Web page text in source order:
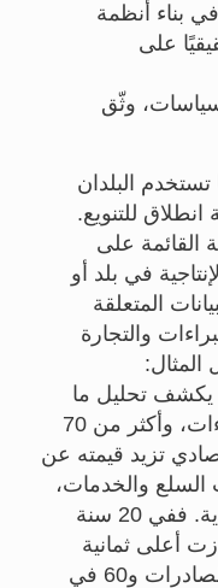
بناء أنظمة
على
وثّق
تستخدم البلدان
انطلاق للتنويع.
القائمة على
في بلد أو
المتعلقة
والتجارة
المثال:
يكشف تحليل ما
يقرب من 40 مليون إيداع لبراءات، وأكثر من 70
تزيد قيمته عن
السلع والخدمات،
أن النتائج الابتكارية مركّزة للغاية. ففي 20 سنة
أعلى ثمانية
بلدان على 50 في المائة من الصادرات و60 في